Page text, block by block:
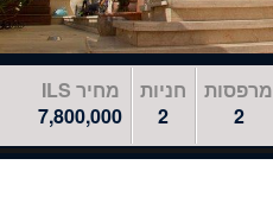
מרפסות
2
חניות
2
מחיר ILS
7,800,000